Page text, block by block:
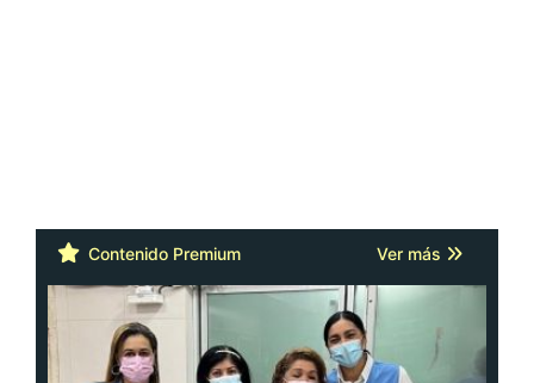
Contenido Premium Ver más